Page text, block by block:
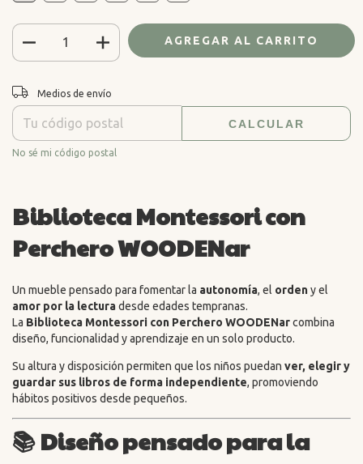
Entregas para el CP:
Medios de envío
CALCULAR
No sé mi código postal
Biblioteca Montessori con
Perchero WOODENar
Un mueble pensado para fomentar la autonomía, el ordeny el
amor por la lecturadesde edades tempranas.
La Biblioteca Montessori con Perchero WOODENarcombina
diseño, funcionalidad y aprendizaje en un solo producto.
Su altura y disposición permiten que los niños puedan ver, elegir y
guardar sus libros de forma independiente, promoviendo
hábitos positivos desde pequeños.
📚Diseño pensado para la